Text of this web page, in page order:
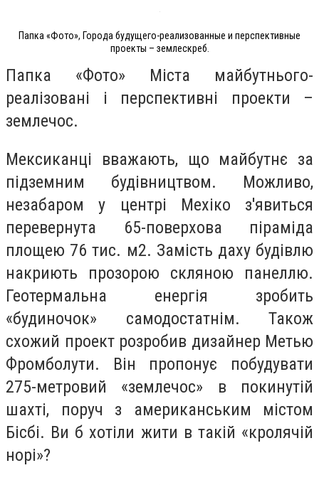
Папка «Фото», Города будущего-реализованные и перспективные
проекты – землескреб.
Папка «Фото» Міста майбутнього-
реалізовані і перспективні проекти –
землечос.
Мексиканці вважають, що майбутнє за
підземним будівництвом. Можливо,
незабаром у центрі Мехіко з'явиться
перевернута 65-поверхова піраміда
площею 76 тис. м2. Замість даху будівлю
накриють прозорою скляною панеллю.
Геотермальна енергія зробить
«будиночок» самодостатнім. Також
схожий проект розробив дизайнер Метью
Фромболути. Він пропонує побудувати
275-метровий «землечос» в покинутій
шахті, поруч з американським містом
Бісбі. Ви б хотіли жити в такій «кролячій
норі»?